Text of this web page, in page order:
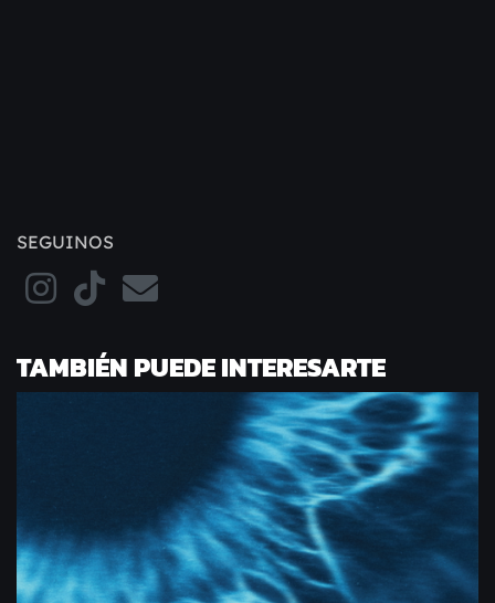
SEGUINOS
TAMBIÉN PUEDE INTERESARTE